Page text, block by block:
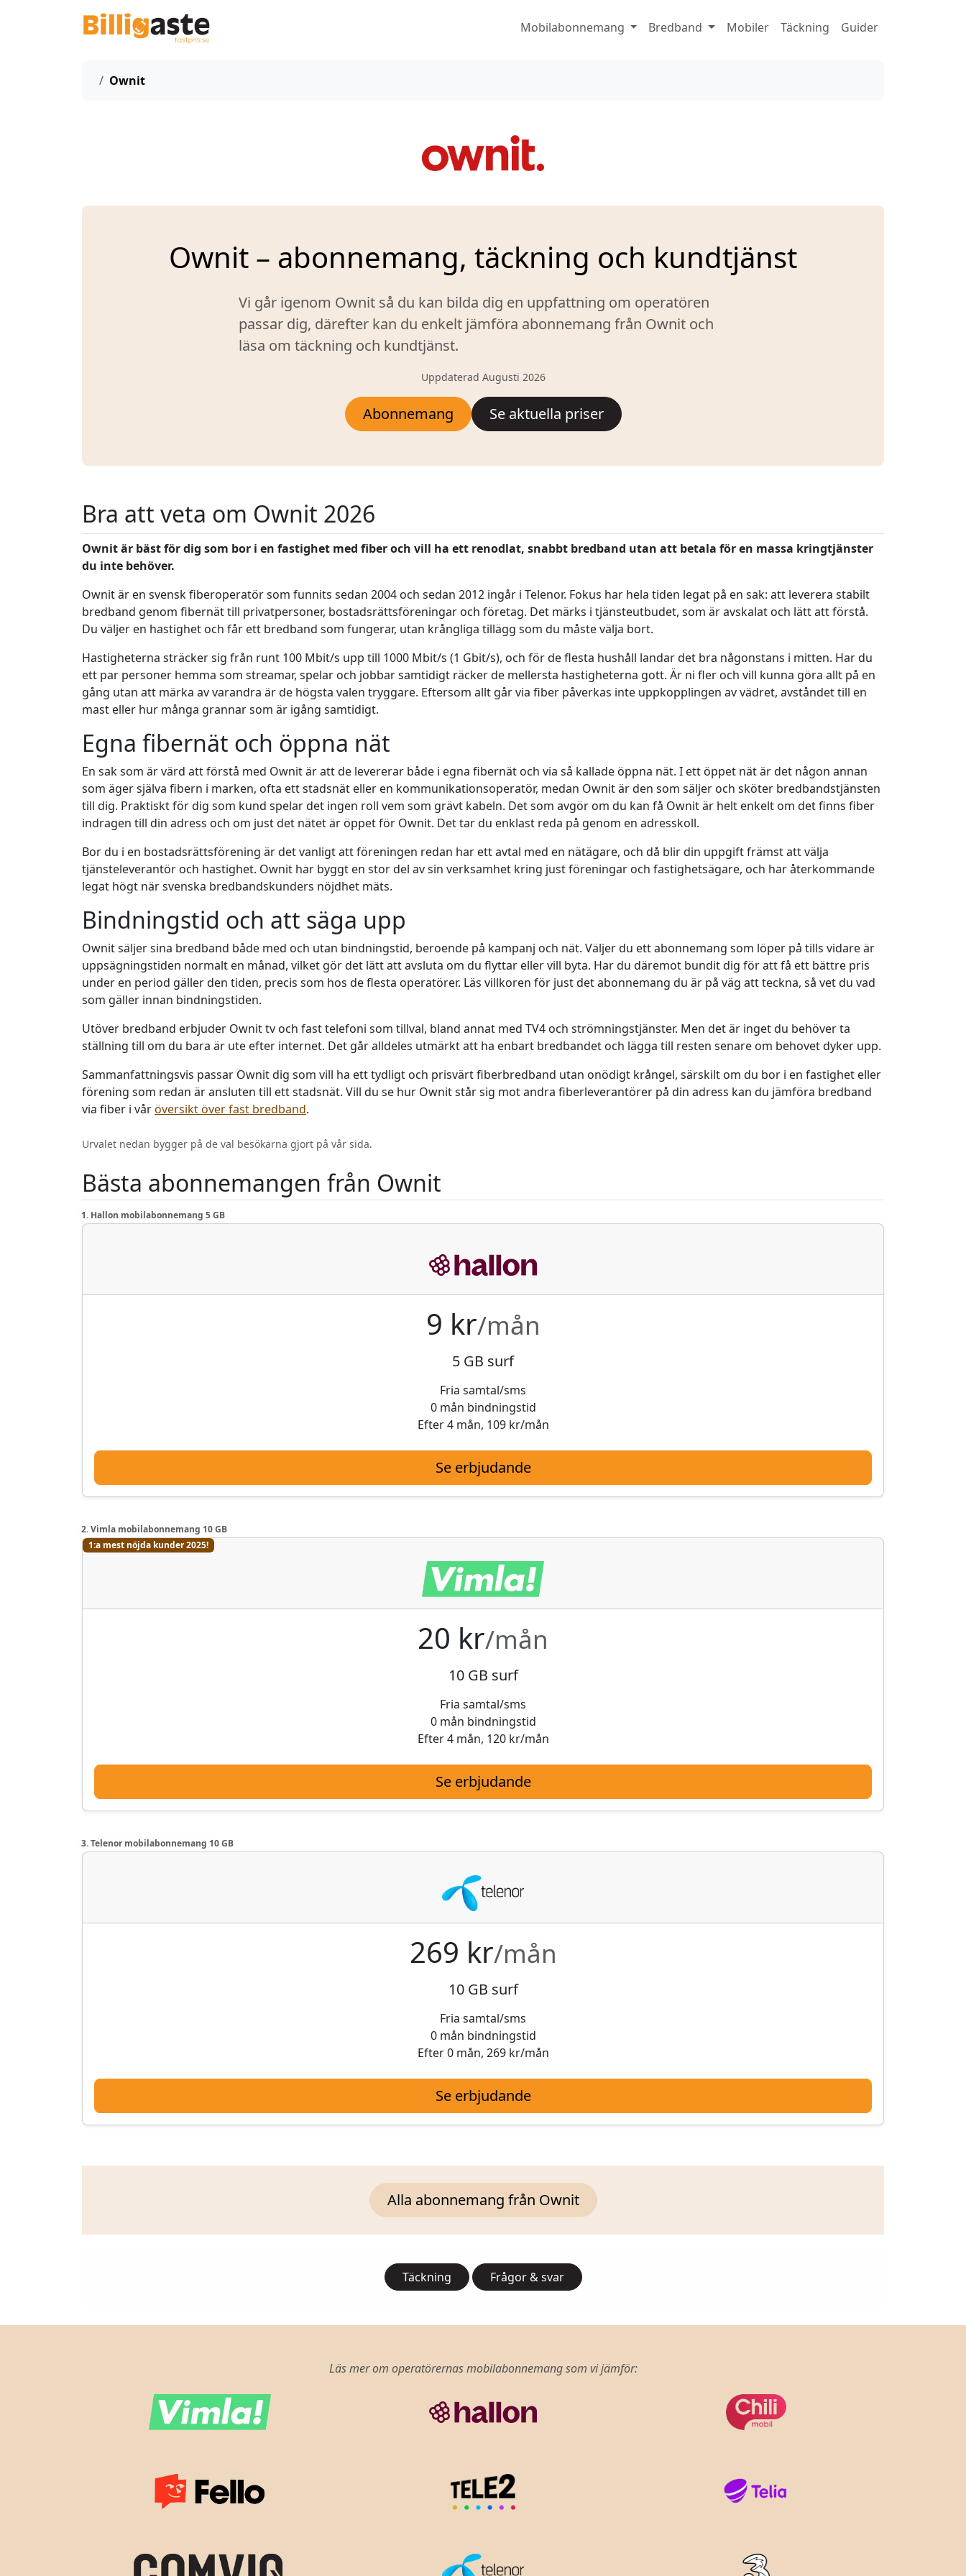
Mobilabonnemang Bredband Mobiler Täckning Guider
StartOwnit
Ownit – abonnemang, täckning och kundtjänst
Vi går igenom Ownit så du kan bilda dig en uppfattning om operatören
passar dig, därefter kan du enkelt jämföra abonnemang från Ownit och
läsa om täckning och kundtjänst.
Uppdaterad Augusti 2026
Abonnemang Se aktuella priser
Bra att veta om Ownit 2026
Ownit är bäst för dig som bor i en fastighet med fiber och vill ha ett renodlat, snabbt bredband utan att betala för en massa kringtjänster
du inte behöver.
Ownit är en svensk fiberoperatör som funnits sedan 2004 och sedan 2012 ingår i Telenor. Fokus har hela tiden legat på en sak: att leverera stabilt
bredband genom fibernät till privatpersoner, bostadsrättsföreningar och företag. Det märks i tjänsteutbudet, som är avskalat och lätt att förstå.
Du väljer en hastighet och får ett bredband som fungerar, utan krångliga tillägg som du måste välja bort.
Hastigheterna sträcker sig från runt 100 Mbit/s upp till 1000 Mbit/s (1 Gbit/s), och för de flesta hushåll landar det bra någonstans i mitten. Har du
ett par personer hemma som streamar, spelar och jobbar samtidigt räcker de mellersta hastigheterna gott. Är ni fler och vill kunna göra allt på en
gång utan att märka av varandra är de högsta valen tryggare. Eftersom allt går via fiber påverkas inte uppkopplingen av vädret, avståndet till en
mast eller hur många grannar som är igång samtidigt.
Egna fibernät och öppna nät
En sak som är värd att förstå med Ownit är att de levererar både i egna fibernät och via så kallade öppna nät. I ett öppet nät är det någon annan
som äger själva fibern i marken, ofta ett stadsnät eller en kommunikationsoperatör, medan Ownit är den som säljer och sköter bredbandstjänsten
till dig. Praktiskt för dig som kund spelar det ingen roll vem som grävt kabeln. Det som avgör om du kan få Ownit är helt enkelt om det finns fiber
indragen till din adress och om just det nätet är öppet för Ownit. Det tar du enklast reda på genom en adresskoll.
Bor du i en bostadsrättsförening är det vanligt att föreningen redan har ett avtal med en nätägare, och då blir din uppgift främst att välja
tjänsteleverantör och hastighet. Ownit har byggt en stor del av sin verksamhet kring just föreningar och fastighetsägare, och har återkommande
legat högt när svenska bredbandskunders nöjdhet mäts.
Bindningstid och att säga upp
Ownit säljer sina bredband både med och utan bindningstid, beroende på kampanj och nät. Väljer du ett abonnemang som löper på tills vidare är
uppsägningstiden normalt en månad, vilket gör det lätt att avsluta om du flyttar eller vill byta. Har du däremot bundit dig för att få ett bättre pris
under en period gäller den tiden, precis som hos de flesta operatörer. Läs villkoren för just det abonnemang du är på väg att teckna, så vet du vad
som gäller innan bindningstiden.
Utöver bredband erbjuder Ownit tv och fast telefoni som tillval, bland annat med TV4 och strömningstjänster. Men det är inget du behöver ta
ställning till om du bara är ute efter internet. Det går alldeles utmärkt att ha enbart bredbandet och lägga till resten senare om behovet dyker upp.
Sammanfattningsvis passar Ownit dig som vill ha ett tydligt och prisvärt fiberbredband utan onödigt krångel, särskilt om du bor i en fastighet eller
förening som redan är ansluten till ett stadsnät. Vill du se hur Ownit står sig mot andra fiberleverantörer på din adress kan du jämföra bredband
via fiber i våröversikt över fast bredband.
Urvalet nedan bygger på de val besökarna gjort på vår sida.
Bästa abonnemangen från Ownit
1. Hallon mobilabonnemang 5 GB
9 kr/mån
5 GB surf
Fria samtal/sms
0 mån bindningstid
Efter 4 mån, 109 kr/mån
Se erbjudande
2. Vimla mobilabonnemang 10 GB
1:a mest nöjda kunder 2025!
20 kr/mån
10 GB surf
Fria samtal/sms
0 mån bindningstid
Efter 4 mån, 120 kr/mån
Se erbjudande
3. Telenor mobilabonnemang 10 GB
269 kr/mån
10 GB surf
Fria samtal/sms
0 mån bindningstid
Efter 0 mån, 269 kr/mån
Se erbjudande
Alla abonnemang från Ownit
Täckning Frågor & svar
Läs mer om operatörernas mobilabonnemang som vi jämför: